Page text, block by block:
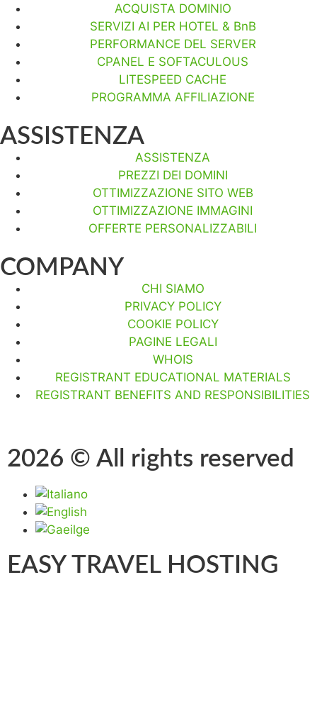
ACQUISTA DOMINIO
SERVIZI AI PER HOTEL & BnB
PERFORMANCE DEL SERVER
CPANEL E SOFTACULOUS
LITESPEED CACHE
PROGRAMMA AFFILIAZIONE
ASSISTENZA
ASSISTENZA
PREZZI DEI DOMINI
OTTIMIZZAZIONE SITO WEB
OTTIMIZZAZIONE IMMAGINI
OFFERTE PERSONALIZZABILI
COMPANY
CHI SIAMO
PRIVACY POLICY
COOKIE POLICY
PAGINE LEGALI
WHOIS
REGISTRANT EDUCATIONAL MATERIALS
REGISTRANT BENEFITS AND RESPONSIBILITIES
2026 © All rights reserved
EASY TRAVEL HOSTING